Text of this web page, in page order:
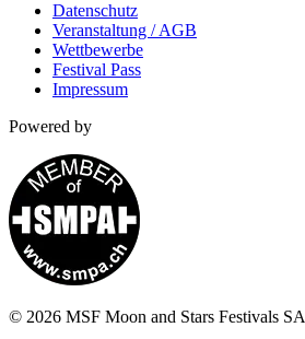
Datenschutz
Veranstaltung / AGB
Wettbewerbe
Festival Pass
Impressum
Powered by
© 2026 MSF Moon and Stars Festivals SA